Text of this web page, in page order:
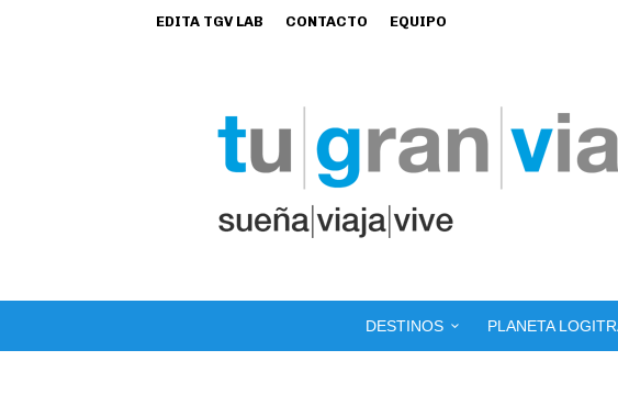
EDITA TGV LAB CONTACTO EQUIPO
DESTINOS PLANETA